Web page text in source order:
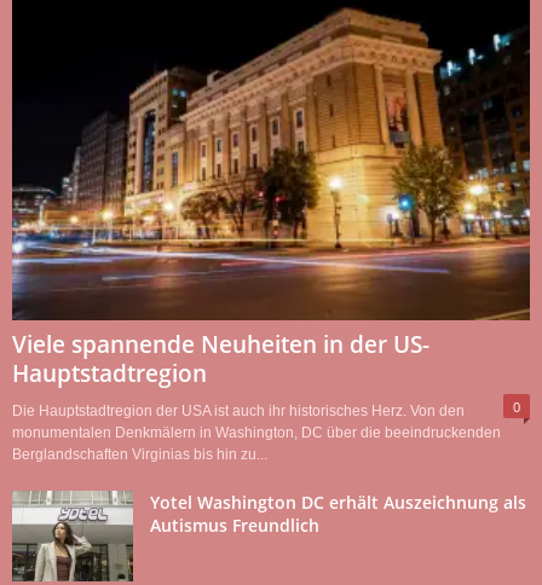
Viele spannende Neuheiten in der US-
Hauptstadtregion
0
Die Hauptstadtregion der USA ist auch ihr historisches Herz. Von den
monumentalen Denkmälern in Washington, DC über die beeindruckenden
Berglandschaften Virginias bis hin zu...
Yotel Washington DC erhält Auszeichnung als
Autismus Freundlich